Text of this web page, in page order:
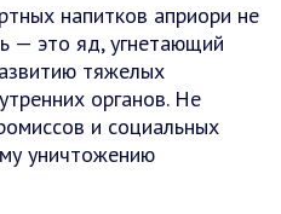
напитков априори не
— это яд, угнетающий
тяжелых
органов. Не
и социальных
уничтожению